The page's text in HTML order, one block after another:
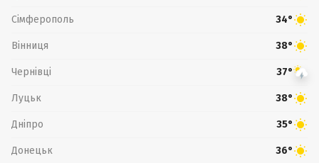
Сімферополь 34°
Вінниця 38°
Чернівці 37°
Луцьк 38°
Дніпро 35°
Донецьк 36°